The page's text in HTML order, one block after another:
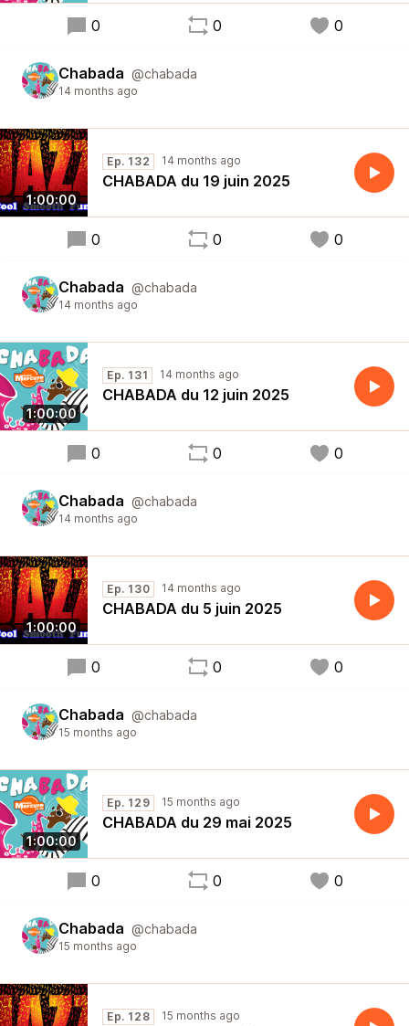
0 0 0
Chabada @chabada
14 months ago
1:00:00
Ep. 132 14 months ago
CHABADA du 19 juin 2025
0 0 0
Chabada @chabada
14 months ago
1:00:00
Ep. 131 14 months ago
CHABADA du 12 juin 2025
0 0 0
Chabada @chabada
14 months ago
1:00:00
Ep. 130 14 months ago
CHABADA du 5 juin 2025
0 0 0
Chabada @chabada
15 months ago
1:00:00
Ep. 129 15 months ago
CHABADA du 29 mai 2025
0 0 0
Chabada @chabada
15 months ago
Ep. 128 15 months ago